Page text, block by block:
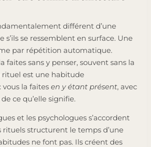
différent d’une
s’ils se ressemblent en surface. Une
par répétition automatique.
faites sans y penser, souvent sans la
rituel est une habitude
: vous la faites en y étant présent, avec
ce qu’elle signifie.
et les psychologues s’accordent
rituels structurent le temps d’une
ne font pas. Ils créent des